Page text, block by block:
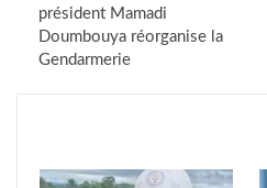
président Mamadi
Doumbouya réorganise la
Gendarmerie